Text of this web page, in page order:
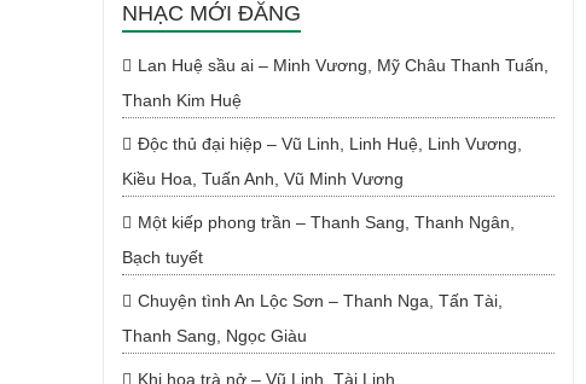
NHẠC MỚI ĐĂNG
Lan Huệ sầu ai – Minh Vương, Mỹ Châu Thanh Tuấn,
Thanh Kim Huệ
Độc thủ đại hiệp – Vũ Linh, Linh Huệ, Linh Vương,
Kiều Hoa, Tuấn Anh, Vũ Minh Vương
Một kiếp phong trần – Thanh Sang, Thanh Ngân,
Bạch tuyết
Chuyện tình An Lộc Sơn – Thanh Nga, Tấn Tài,
Thanh Sang, Ngọc Giàu
Khi hoa trà nở – Vũ Linh, Tài Linh